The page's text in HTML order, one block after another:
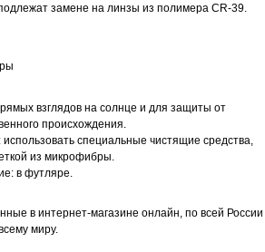
замене на линзы из полимера CR-39.
взглядов на солнце и для защиты от
происхождения.
специальные чистящие средства,
из микрофибры.
в футляре.
в интернет-магазине онлайн, по всей России
миру.